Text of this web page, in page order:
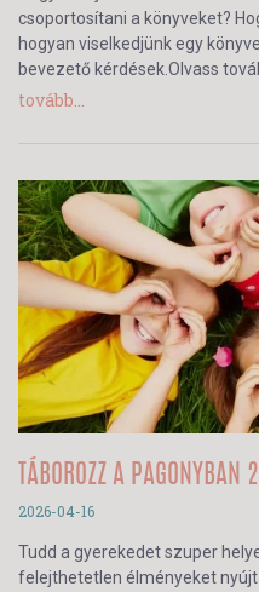
csoportosítani a könyveket?
hogyan viselkedjünk egy
bevezető kérdések.Olvass
tovább...
TÁBOROZZ A
2026-04-16
Tudd a gyerekedet szuper
felejthetetlen élményeket